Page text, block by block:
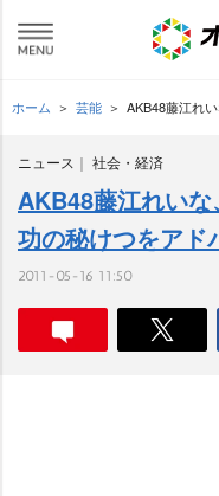
ホーム 芸能 AKB48藤江れ
ニュース 社会・経済
AKB48藤江れい
功の秘けつをアド
2011-05-16 11:50